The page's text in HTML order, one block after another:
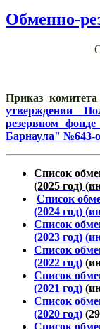
Обменно-
Приказ
утверждении
резервном
Барнаула" №643-
Список
(2025 год)
Список
(2024 год)
Список
(2023 год)
Список
(2022 год)
Список
(2021 год)
Список
(2020 год)
Список